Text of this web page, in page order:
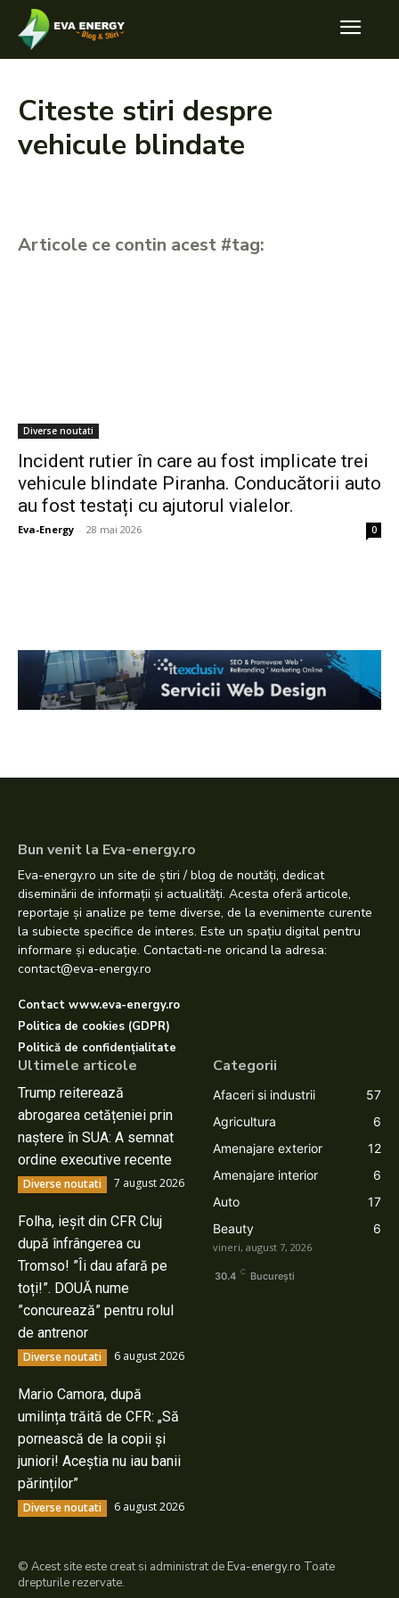
Citeste stiri despre
vehicule blindate
Articole ce contin acest #tag:
Diverse noutati
Incident rutier în care au fost implicate trei
vehicule blindate Piranha. Conducătorii auto
au fost testați cu ajutorul vialelor.
Eva-Energy - 28 mai 2026 0
Bun venit la Eva-energy.ro
Eva-energy.ro un site de știri / blog de noutăți, dedicat
diseminării de informații și actualități. Acesta oferă articole,
reportaje și analize pe teme diverse, de la evenimente curente
la subiecte specifice de interes. Este un spațiu digital pentru
informare și educație. Contactati-ne oricand la adresa:
contact@eva-energy.ro
Contact www.eva-energy.ro
Politica de cookies (GDPR)
Politică de confidențialitate
Ultimele articole
Trump reiterează
abrogarea cetățeniei prin
naștere în SUA: A semnat
ordine executive recente
Diverse noutati 7 august 2026
Folha, ieșit din CFR Cluj
după înfrângerea cu
Tromso! ”Îi dau afară pe
toți!”. DOUĂ nume
”concurează” pentru rolul
de antrenor
Diverse noutati 6 august 2026
Mario Camora, după
umilința trăită de CFR: „Să
pornească de la copii și
juniori! Aceștia nu iau banii
părinților”
Diverse noutati 6 august 2026
Categorii
Afaceri si industrii
57
Agricultura
6
Amenajare exterior
12
Amenajare interior
6
Auto
17
Beauty
6
vineri, august 7, 2026
30.4 C București
© Acest site este creat si administrat deEva-energy.ro Toate
drepturile rezervate.